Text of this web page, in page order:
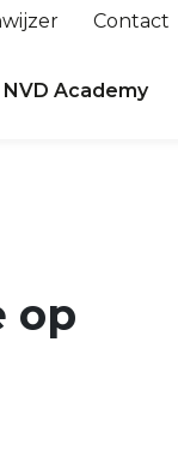
Contact
NVD Academy
op